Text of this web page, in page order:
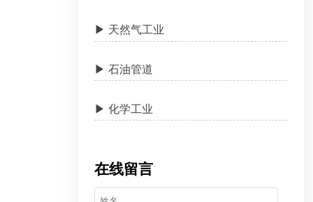
▶ 天然气工业
▶ 石油管道
▶ 化学工业
在线留言